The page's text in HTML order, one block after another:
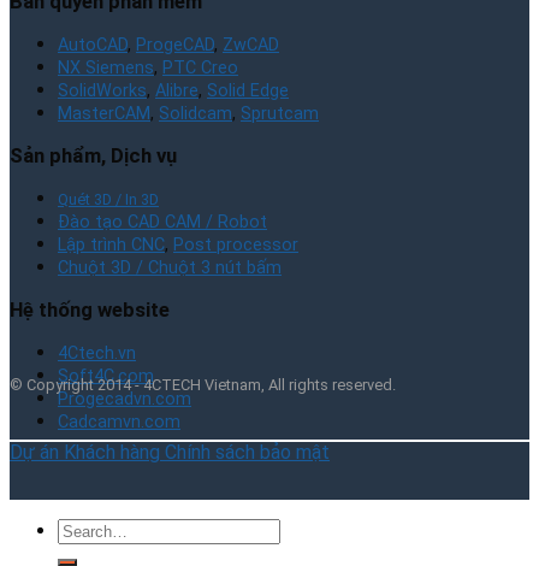
AutoCAD, ProgeCAD, ZwCAD
NX Siemens, PTC Creo
SolidWorks, Alibre, Solid Edge
MasterCAM, Solidcam, Sprutcam
Sản phẩm, Dịch vụ
Quét 3D / In 3D
Đào tạo CAD CAM / Robot
Lập trình CNC, Post processor
Chuột 3D / Chuột 3 nút bấm
Hệ thống website
4Ctech.vn
Soft4C.com
Progecadvn.com
Cadcamvn.com
© Copyright 2014 - 4CTECH Vietnam, All rights reserved.
Dự án Khách hàng Chính sách bảo mật